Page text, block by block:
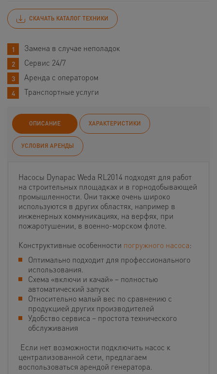
СКАЧАТЬ КАТАЛОГ ТЕХНИКИ
Замена в случае неполадок
Сервис 24/7
Аренда с оператором
Транспортные услуги
ОПИСАНИЕ ХАРАКТЕРИСТИКИ
УСЛОВИЯ АРЕНДЫ
Насосы Dynapac Weda RL2014 подходят для работ
на строительных площадках и в горнодобывающей
промышленности. Они также очень широко
используются в других областях, например в
инженерных коммуникациях, на верфях, при
пожаротушении, в военно-морском флоте.
Конструктивные особенности погружного насоса:
Оптимально подходит для профессионального
использования.
Схема «включи и качай» – полностью
автоматический запуск
Относительно малый вес по сравнению с
продукцией других производителей
Удобство сервиса – простота технического
обслуживания
Если нет возможности подключить насос к
централизованной сети, предлагаем
воспользоваться арендой генератора.